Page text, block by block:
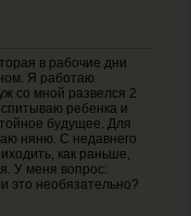
в рабочие дни
Я работаю
со мной развелся 2
ребенка и
будущее. Для
няню. С недавнего
как раньше,
У меня вопрос:
это необязательно?